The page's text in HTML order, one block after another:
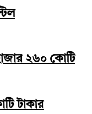
২৬০ কোটি
টাকার